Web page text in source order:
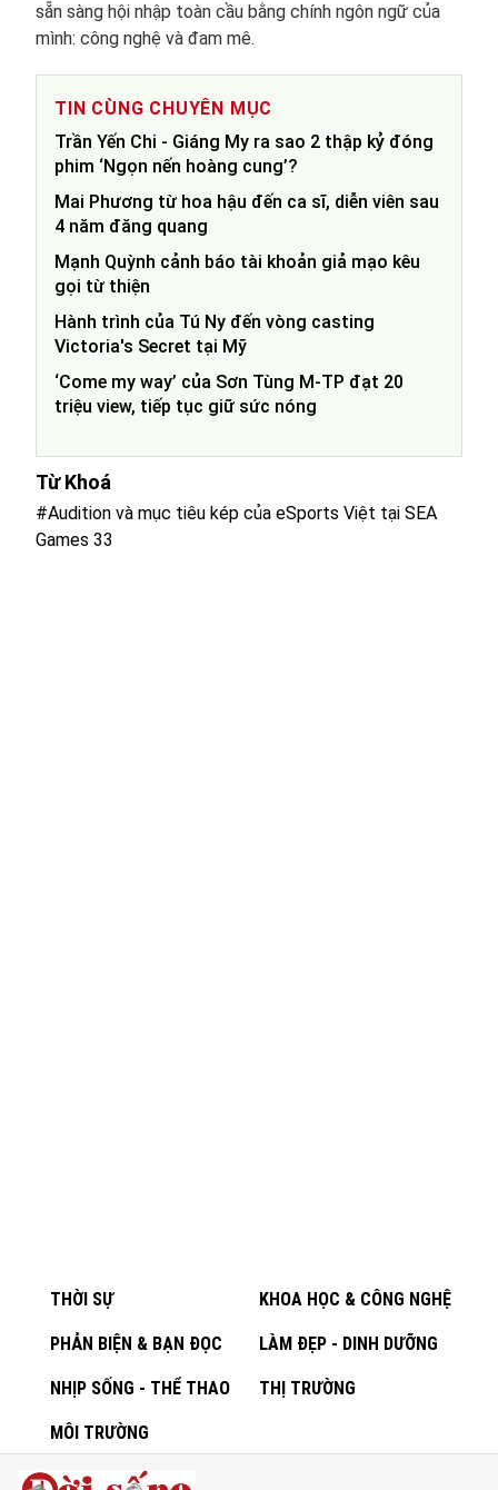
sẵn sàng hội nhập toàn cầu bằng chính ngôn ngữ của
mình: công nghệ và đam mê.
TIN CÙNG CHUYÊN MỤC
Trần Yến Chi - Giáng My ra sao 2 thập kỷ đóng
phim ‘Ngọn nến hoàng cung’?
Mai Phương từ hoa hậu đến ca sĩ, diễn viên sau
4 năm đăng quang
Mạnh Quỳnh cảnh báo tài khoản giả mạo kêu
gọi từ thiện
Hành trình của Tú Ny đến vòng casting
Victoria's Secret tại Mỹ
‘Come my way’ của Sơn Tùng M-TP đạt 20
triệu view, tiếp tục giữ sức nóng
Từ Khoá
#Audition và mục tiêu kép của eSports Việt tại SEA
Games 33
THỜI SỰ KHOA HỌC & CÔNG NGHỆ
PHẢN BIỆN & BẠN ĐỌC LÀM ĐẸP - DINH DƯỠNG
NHỊP SỐNG - THỂ THAO THỊ TRƯỜNG
MÔI TRƯỜNG